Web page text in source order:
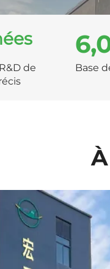
de
Base